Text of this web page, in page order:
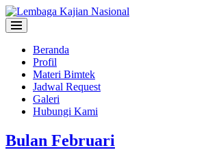
Beranda
Profil
Materi Bimtek
Jadwal Request
Galeri
Hubungi Kami
Bulan Februari